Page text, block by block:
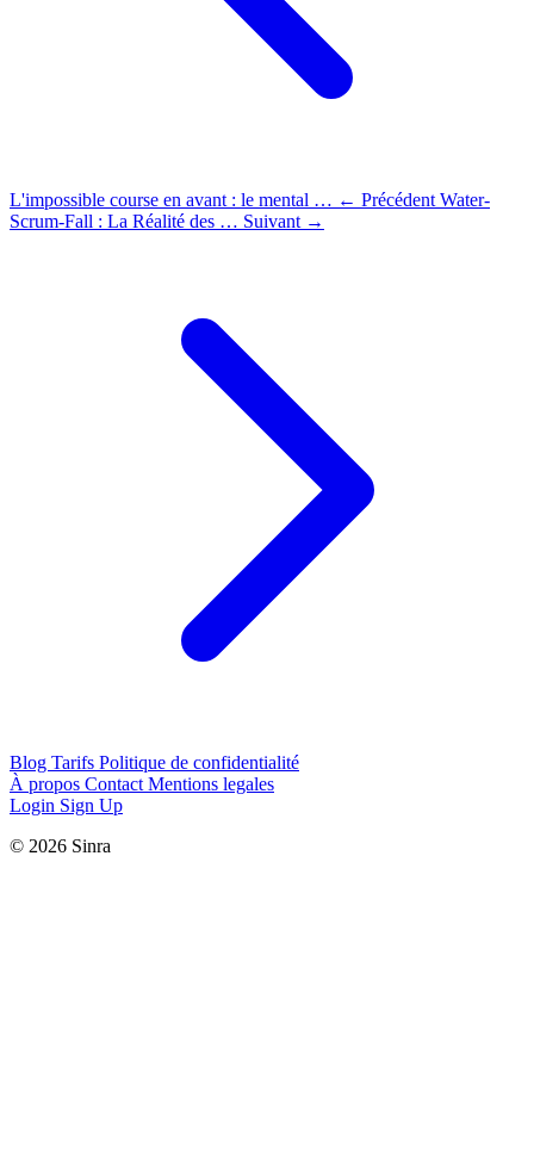
L'impossible course en avant : le mental … ← Précédent Water-
Scrum-Fall : La Réalité des … Suivant →
Blog Tarifs Politique de confidentialité
À propos Contact Mentions legales
Login Sign Up
© 2026 Sinra